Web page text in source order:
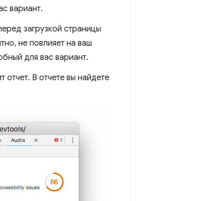
вариант.
загрузкой страницы
не повлияет на ваш
для вас вариант.
отчет. В отчете вы найдете